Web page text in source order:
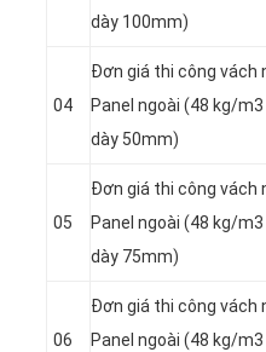
dày 100mm)
04
Đơn giá thi công vách
Panel ngoài (48 kg/
dày 50mm)
05
Đơn giá thi công vách
Panel ngoài (48 kg/
dày 75mm)
06
Đơn giá thi công vách
Panel ngoài (48 kg/